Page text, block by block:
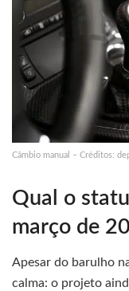
Câmbio manual – Créditos:
Qual o
março de
Apesar do barulho
calma: o projeto